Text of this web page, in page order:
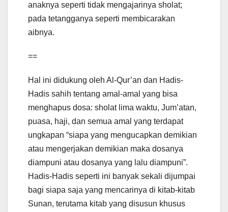
anaknya seperti tidak mengajarinya sholat;
pada tetangganya seperti membicarakan
aibnya.
==
Hal ini didukung oleh Al-Qur’an dan Hadis-
Hadis sahih tentang amal-amal yang bisa
menghapus dosa: sholat lima waktu, Jum’atan,
puasa, haji, dan semua amal yang terdapat
ungkapan “siapa yang mengucapkan demikian
atau mengerjakan demikian maka dosanya
diampuni atau dosanya yang lalu diampuni”.
Hadis-Hadis seperti ini banyak sekali dijumpai
bagi siapa saja yang mencarinya di kitab-kitab
Sunan, terutama kitab yang disusun khusus